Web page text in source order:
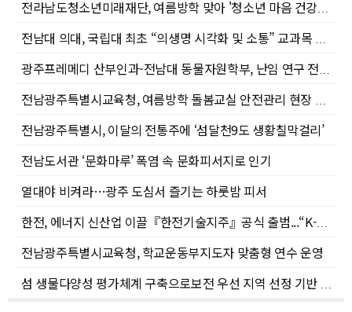
전남광주특별시, 이달의 전통주에 ‘섬달천9도 생황칠막걸리’
전남도서관 ‘문화마루’ 폭염 속 문화피서지로 인기
열대야 비켜라…광주 도심서 즐기는 하룻밤 피서
전남광주특별시교육청, 학교운동부지도자 맞춤형 연수 운영